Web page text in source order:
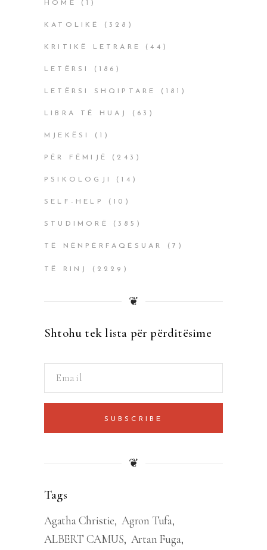
HOME (1)
KATOLIKË (328)
KRITIKË LETRARE (44)
LETËRSI (186)
LETËRSI SHQIPTARE (181)
LIBRA TË HUAJ (63)
MJEKËSI (1)
PËR FËMIJË (243)
PSIKOLOGJI (14)
SELF-HELP (10)
STUDIMORË (385)
TË NËNPËRFAQËSUAR (7)
TË RINJ (2229)
❦
Shtohu tek lista për përditësime
SUBSCRIBE
❦
Tags
Agatha Christie Agron Tufa
ALBERT CAMUS Artan Fuga